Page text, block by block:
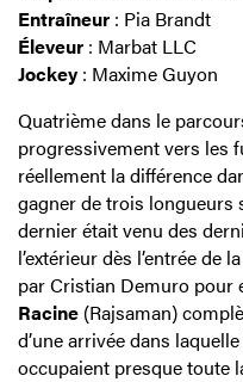
Entraîneur : Pia Brandt
Éleveur : Marbat LLC
Jockey : Maxime Guyon
Quatrième dans le
progressivement vers les
réellement la différence
gagner de trois longueurs
dernier était venu des
l’extérieur dès l’entrée de
par Cristian Demuro pour
Racine (Rajsaman)
d’une arrivée dans
occupaient presque toute